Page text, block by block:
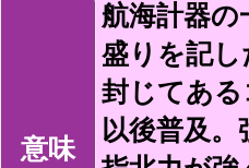
意味
航海計器の
盛りを記
封じてあ
以後普及